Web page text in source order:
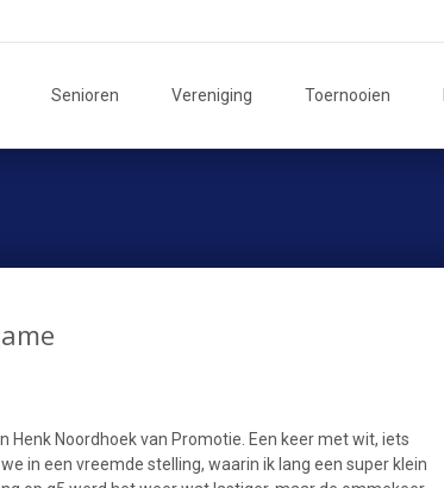
Senioren Vereniging Toernooien
Henk Noordhoek van Promotie. Een keer met wit, iets
in een vreemde stelling, waarin ik lang een super klein